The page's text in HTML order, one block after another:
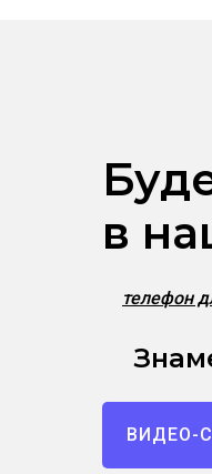
в
телефон
ВИДЕО-